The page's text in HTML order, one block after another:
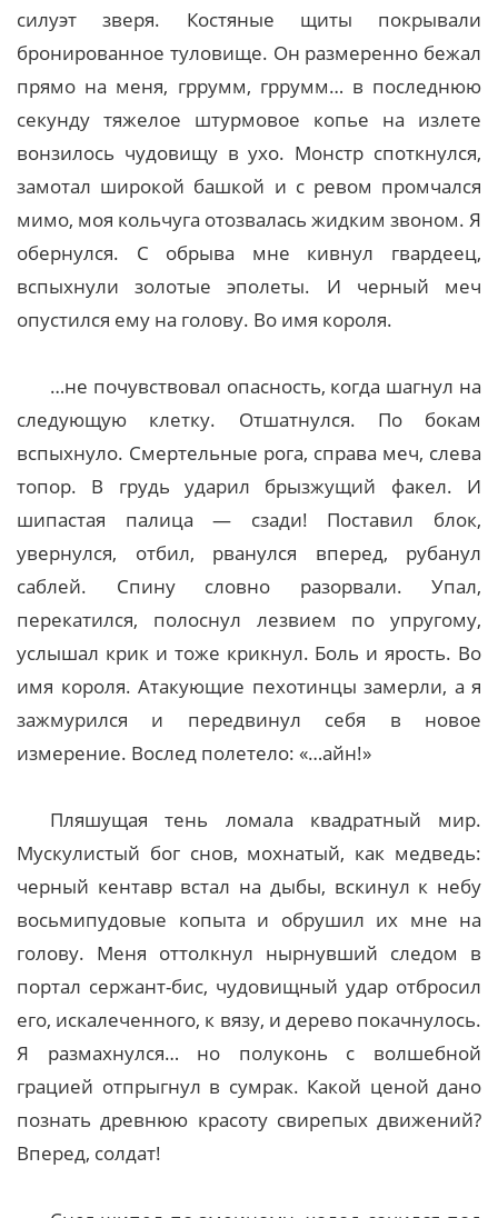
силуэт зверя. Костяные щиты покрывали
бронированное туловище. Он размеренно бежал
прямо на меня, гррумм, гррумм… в последнюю
секунду тяжелое штурмовое копье на излете
вонзилось чудовищу в ухо. Монстр споткнулся,
замотал широкой башкой и с ревом промчался
мимо, моя кольчуга отозвалась жидким звоном. Я
обернулся. С обрыва мне кивнул гвардеец,
вспыхнули золотые эполеты. И черный меч
опустился ему на голову. Во имя короля.
…не почувствовал опасность, когда шагнул на
следующую клетку. Отшатнулся. По бокам
вспыхнуло. Смертельные рога, справа меч, слева
топор. В грудь ударил брызжущий факел. И
шипастая палица — сзади! Поставил блок,
увернулся, отбил, рванулся вперед, рубанул
саблей. Спину словно разорвали. Упал,
перекатился, полоснул лезвием по упругому,
услышал крик и тоже крикнул. Боль и ярость. Во
имя короля. Атакующие пехотинцы замерли, а я
зажмурился и передвинул себя в новое
измерение. Вослед полетело: «…айн!»
Пляшущая тень ломала квадратный мир.
Мускулистый бог снов, мохнатый, как медведь:
черный кентавр встал на дыбы, вскинул к небу
восьмипудовые копыта и обрушил их мне на
голову. Меня оттолкнул нырнувший следом в
портал сержант-бис, чудовищный удар отбросил
его, искалеченного, к вязу, и дерево покачнулось.
Я размахнулся… но полуконь с волшебной
грацией отпрыгнул в сумрак. Какой ценой дано
познать древнюю красоту свирепых движений?
Вперед, солдат!